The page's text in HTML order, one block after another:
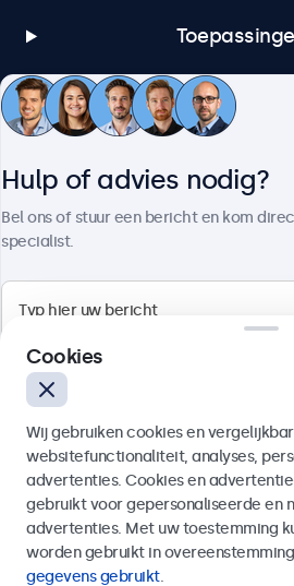
4.8/5 door 5000+
Nederlands
Hulp of advies nodig?
Bel ons of stuur een bericht en kom
specialist.
Verzenden
Of bel ons op
Cookies
Wij gebruiken cookies en
websitefunctionaliteit, analyses,
advertenties. Cookies en
gebruikt voor gepersonaliseerde en
advertenties. Met uw toestemming
worden gebruikt in
gegevens gebruikt.